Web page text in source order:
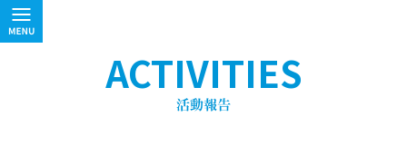
ACTIVITIES